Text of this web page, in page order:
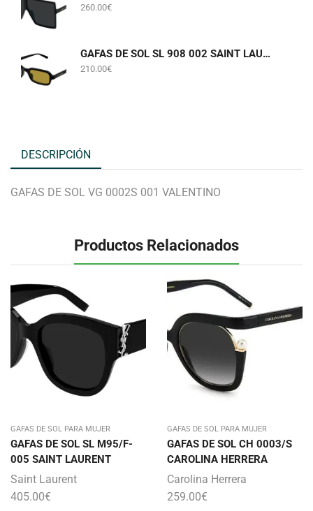
260.00€
GAFAS DE SOL SL 908 002 SAINT LAURENT
210.00€
DESCRIPCIÓN
GAFAS DE SOL VG 0002S 001 VALENTINO
Productos Relacionados
GAFAS DE SOL PARA MUJER
GAFAS DE SOL SL M95/F-
005 SAINT LAURENT
Saint Laurent
405.00€
GAFAS DE SOL PARA MUJER
GAFAS DE SOL CH 0003/S
CAROLINA HERRERA
Carolina Herrera
259.00€